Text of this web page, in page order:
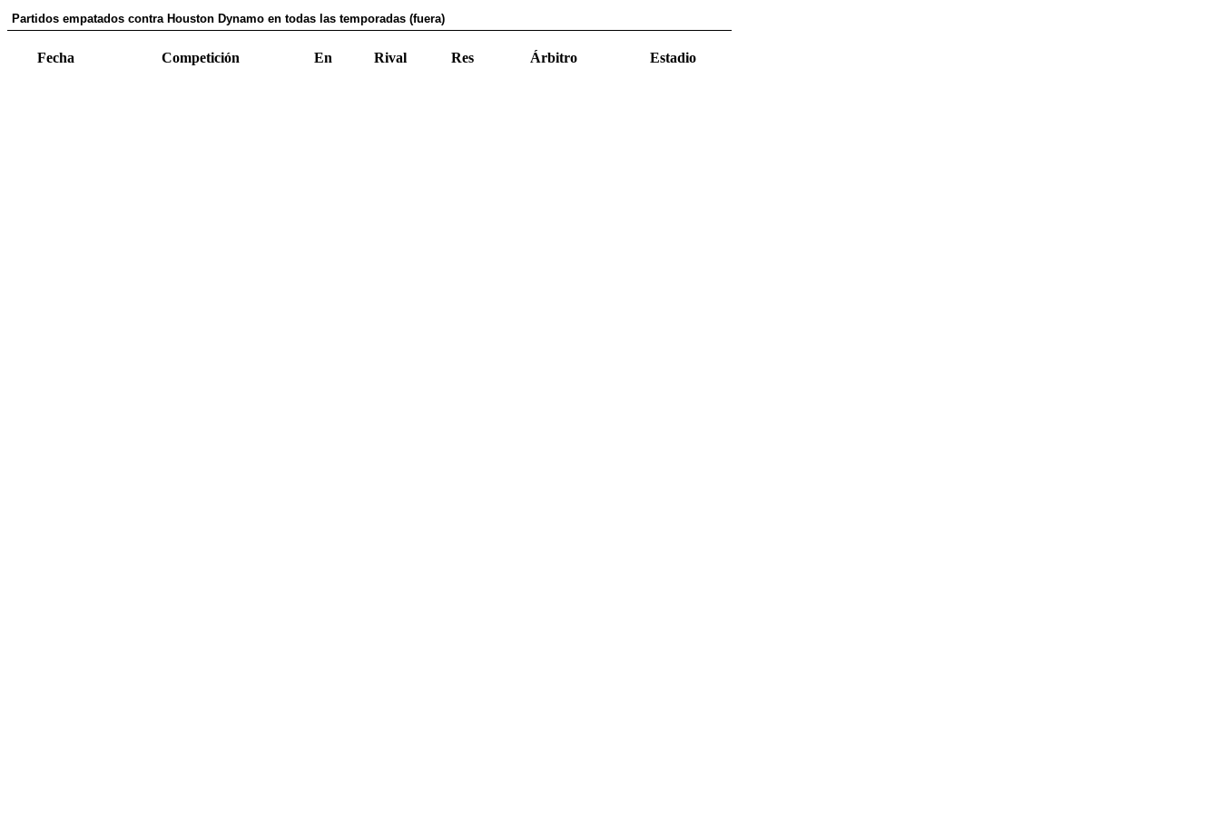
Partidos empatados contra Houston Dynamo en todas las temporadas (fuera)
Fecha Competición En Rival Res Árbitro Estadio